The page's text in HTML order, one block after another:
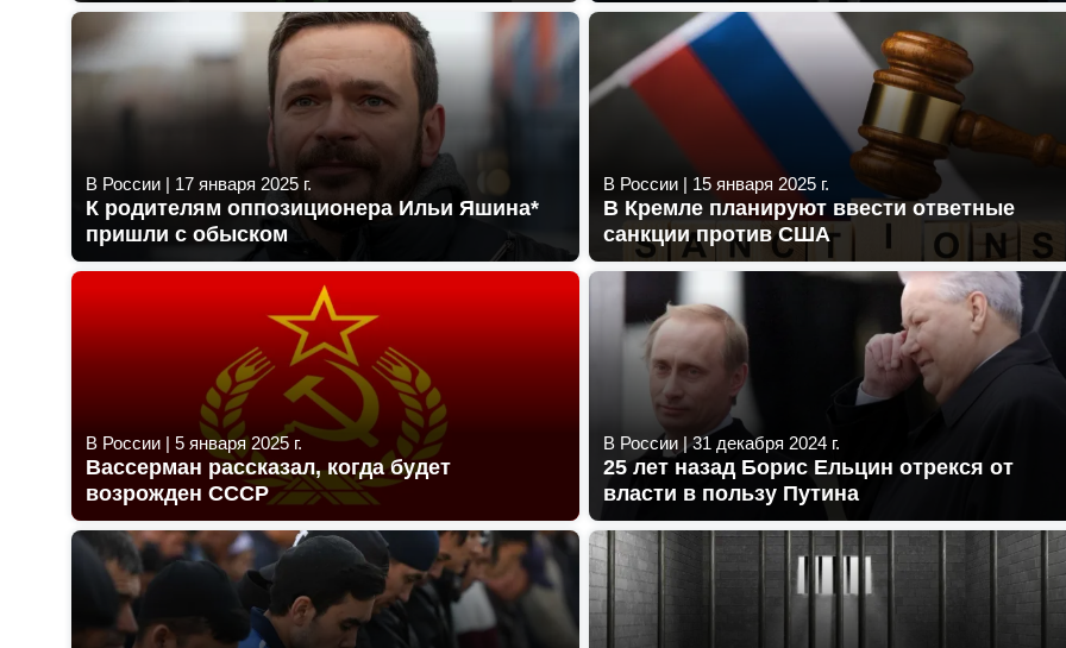
В России | 17 января 2025 г.
К родителям оппозиционера Ильи Яшина*
пришли с обыском
В России | 15 января 2025 г.
В Кремле планируют ввести ответные
санкции против США
В России | 5 января 2025 г.
Вассерман рассказал, когда будет
возрожден СССР
В России |31 декабря 2024 г.
25 лет назад Борис Ельцин отрекся от
власти в пользу Путина